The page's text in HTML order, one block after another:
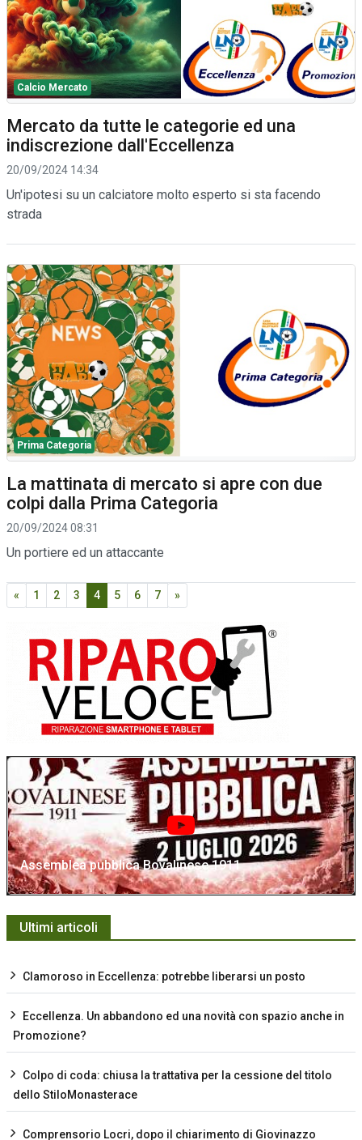
Calcio Mercato
Mercato da tutte le categorie ed una
indiscrezione dall'Eccellenza
20/09/2024 14:34
Un'ipotesi su un calciatore molto esperto si sta facendo
strada
Prima Categoria
La mattinata di mercato si apre con due
colpi dalla Prima Categoria
20/09/2024 08:31
Un portiere ed un attaccante
« 1 2 3 4 5 6 7 »
Assemblea pubblica Bovalinese 1911
Ultimi articoli
Clamoroso in Eccellenza: potrebbe liberarsi un posto
Eccellenza. Un abbandono ed una novità con spazio anche in
Promozione?
Colpo di coda: chiusa la trattativa per la cessione del titolo
dello StiloMonasterace
Comprensorio Locri, dopo il chiarimento di Giovinazzo